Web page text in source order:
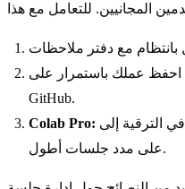
احفظ عملك باستمرار على Google Drive أو
GitHub.
Colab Pro:
على مدد جلسات أطول.